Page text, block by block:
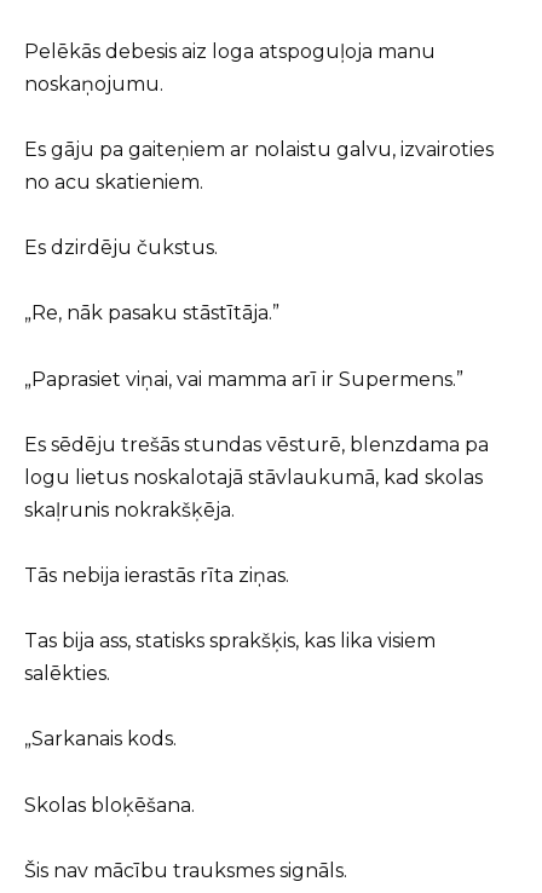
Pelēkās debesis aiz loga atspoguļoja manu
noskaņojumu.
Es gāju pa gaiteņiem ar nolaistu galvu, izvairoties
no acu skatieniem.
Es dzirdēju čukstus.
„Re, nāk pasaku stāstītāja.”
„Paprasiet viņai, vai mamma arī ir Supermens.”
Es sēdēju trešās stundas vēsturē, blenzdama pa
logu lietus noskalotajā stāvlaukumā, kad skolas
skaļrunis nokrakšķēja.
Tās nebija ierastās rīta ziņas.
Tas bija ass, statisks sprakšķis, kas lika visiem
salēkties.
„Sarkanais kods.
Skolas bloķēšana.
Šis nav mācību trauksmes signāls.